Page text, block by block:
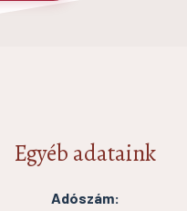
Egyéb adataink
Adószám: